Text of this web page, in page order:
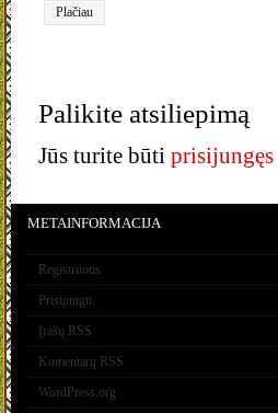
Plačiau
Palikite atsiliepimą
Jūs turite būti prisijungęs
METAINFORMACIJA
Registruotis
Prisijungti
Įrašų RSS
Komentarų RSS
WordPress.org